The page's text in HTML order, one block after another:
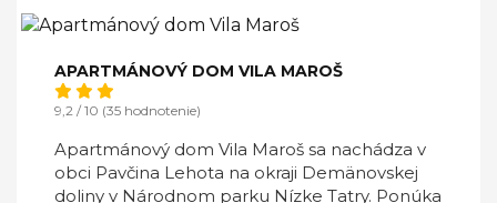
APARTMÁNOVÝ DOM VILA MAROŠ
9,2 / 10 (35 hodnotenie)
Apartmánový dom Vila Maroš sa nachádza v
obci Pavčina Lehota na okraji Demänovskej
doliny v Národnom parku Nízke Tatry. Ponúka